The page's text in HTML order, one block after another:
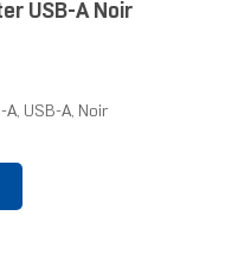
USB-A Noir
A, USB-A, Noir